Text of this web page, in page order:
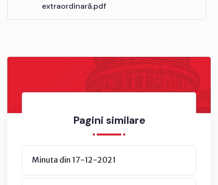
Pagini similare
Minuta din 17-12-2021
extraordinară.pdf